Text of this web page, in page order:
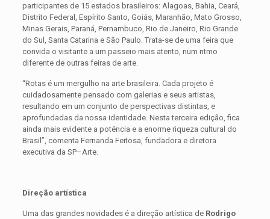
participantes de 15 estados brasileiros: Alagoas, Bahia, Ceará,
Distrito Federal, Espírito Santo, Goiás, Maranhão, Mato Grosso,
Minas Gerais, Paraná, Pernambuco, Rio de Janeiro, Rio Grande
do Sul, Santa Catarina e São Paulo. Trata-se de uma feira que
convida o visitante a um passeio mais atento, num ritmo
diferente de outras feiras de arte.
“Rotas é um mergulho na arte brasileira. Cada projeto é
cuidadosamente pensado com galerias e seus artistas,
resultando em um conjunto de perspectivas distintas, e
aprofundadas da nossa identidade. Nesta terceira edição, fica
ainda mais evidente a potência e a enorme riqueza cultural do
Brasil”, comenta Fernanda Feitosa, fundadora e diretora
executiva da SP–Arte.
Direção artística
Uma das grandes novidades é a direção artística de Rodrigo